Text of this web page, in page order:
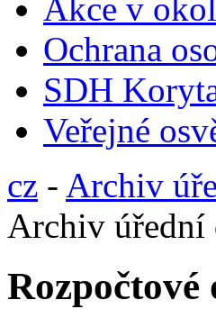
Akce v
Ochrana
SDH
Veřejné
cz - Archiv
Archiv úřední
Rozpočtové